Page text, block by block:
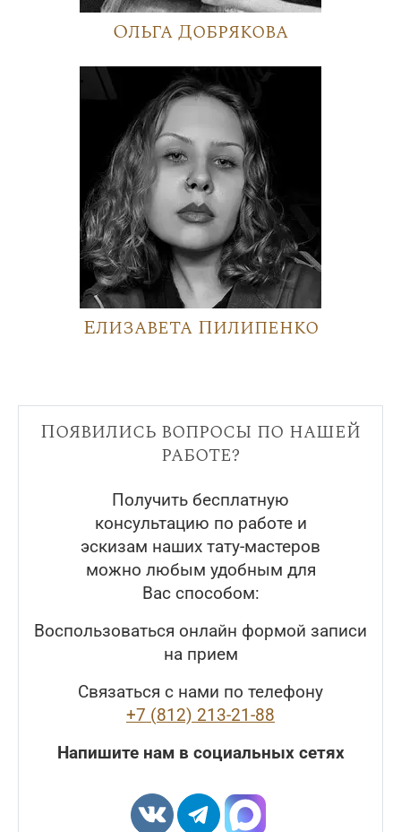
Ольга Добрякова
Елизавета Пилипенко
Появились вопросы по нашей
работе?
Получить бесплатную
консультацию по работе и
эскизам наших тату-мастеров
можно любым удобным для
Вас способом:
Воспользоваться онлайн формой записи
на прием
Связаться с нами по телефону
+7 (812) 213-21-88
Напишите нам в социальных сетях